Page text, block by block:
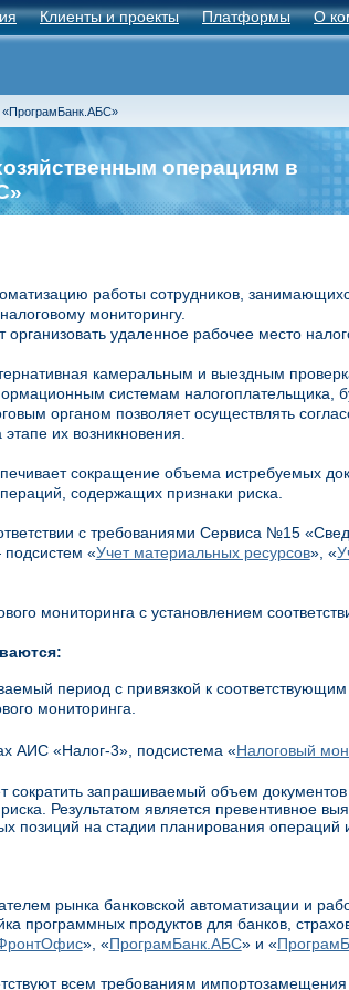
Клиенты и проекты Платформы О
«ПрограмБанк.АБС»
операциям в
работы сотрудников,
мониторингу.
удаленное рабочее место
камеральным и выездным
системам налогоплательщика,
органом позволяет осуществлять
их возникновения.
сокращение объема истребуемых
содержащих признаки риска.
с требованиями Сервиса №15
«Учет материальных ресурсов», «
мониторинга с установлением
период с привязкой к
мониторинга.
АИС «Налог-3», подсистема «Налоговый
запрашиваемый объем документов
Результатом является превентивное
позиций на стадии планирования операций
рынка банковской автоматизации и
программных продуктов для банков,
», «ПрограмБанк.АБС» и «
всем требованиям